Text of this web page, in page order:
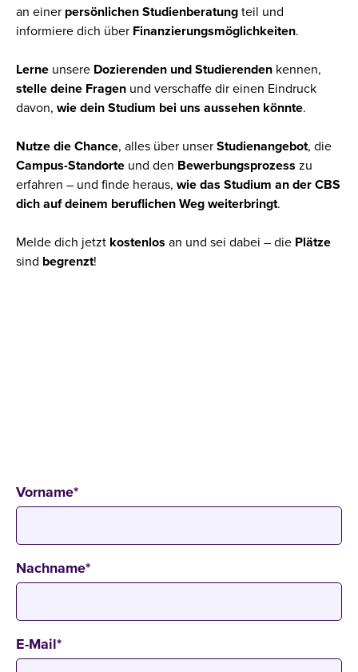
an einer persönlichen Studienberatung teil und
informiere dich über Finanzierungsmöglichkeiten.
Lerne unsere Dozierenden und Studierenden kennen,
stelle deine Fragen und verschaffe dir einen Eindruck
davon, wie dein Studium bei uns aussehen könnte.
Nutze die Chance, alles über unser Studienangebot, die
Campus-Standorte und den Bewerbungsprozess zu
erfahren – und finde heraus, wie das Studium an der CBS
dich auf deinem beruflichen Weg weiterbringt.
Melde dich jetzt kostenlos an und sei dabei – die Plätze
sind begrenzt!
Vorname*
Nachname*
E-Mail*